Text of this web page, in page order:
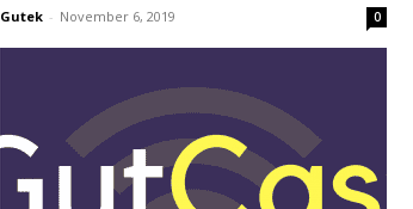
Gutek - November 6, 2019 0